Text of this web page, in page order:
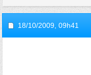
18/10/2009, 09h41